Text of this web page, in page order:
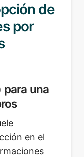
de
por
para una
en el